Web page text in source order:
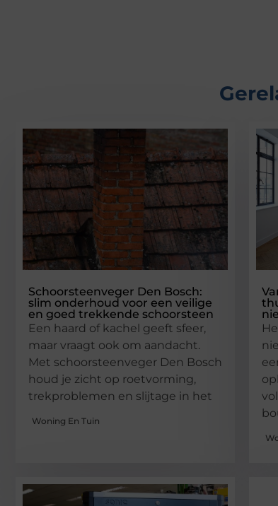
Schoorsteenveger Den Bosch:
slim onderhoud voor een veilige
en goed trekkende schoorsteen
Een haard of kachel geeft sfeer,
maar vraagt ook om aandacht.
Met schoorsteenveger Den Bosch
houd je zicht op roetvorming,
trekproblemen en slijtage in het
Woning En Tuin